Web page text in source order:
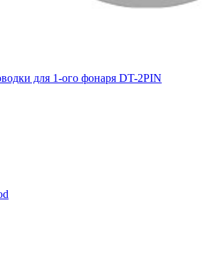
для 1-ого фонаря DT-2PIN